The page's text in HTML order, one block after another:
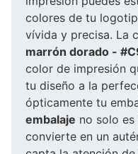
colores de tu
vívida y precisa. La
marrón dorado -
color de impresión
tu diseño a la
ópticamente tu
embalaje no solo
convierte en un